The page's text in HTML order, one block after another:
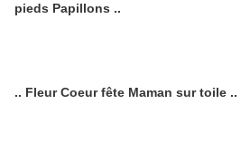
pieds Papillons ..
.. Fleur Coeur fête Maman sur toile ..